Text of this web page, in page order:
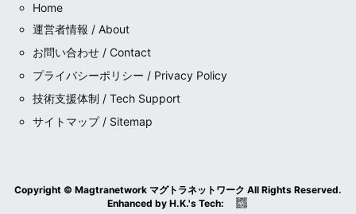
Home
運営者情報 / About
お問い合わせ / Contact
プライバシーポリシー / Privacy Policy
技術支援体制 / Tech Support
サイトマップ / Sitemap
Copyright © Magtranetwork マグトラネットワーク All Rights Reserved.
Enhanced by H.K.'s Tech: